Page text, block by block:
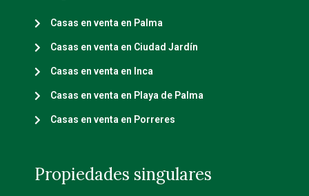
Casas en venta en Palma
Casas en venta en Ciudad Jardín
Casas en venta en Inca
Casas en venta en Playa de Palma
Casas en venta en Porreres
Propiedades singulares